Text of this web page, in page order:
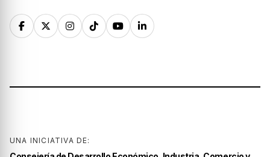
UNA INICIATIVA DE: